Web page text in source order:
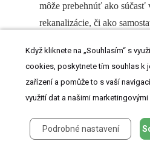
môže prebehnúť ako súčasť
rekanalizácie, či ako
vysokým percentom
Výsledky
sa nedostatočná
s odstupom pred výkonom
Když kliknete na „Souhlasím“ s
cookies, poskytnete tím souhlas k
zařízení a pomůže to s vaší
využití dat a našimi
Podrobné nastavení